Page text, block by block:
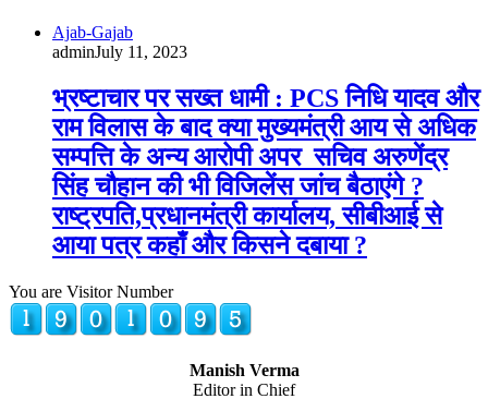
Ajab-Gajab
adminJuly 11, 2023
भ्रष्टाचार पर सख्त धामी : PCS निधि यादव और
राम विलास के बाद क्या मुख्यमंत्री आय से अधिक
सम्पत्ति के अन्य आरोपी अपर सचिव अरुणेंद्र
सिंह चौहान की भी विजिलेंस जांच बैठाएंगे ?
राष्ट्रपति,प्रधानमंत्री कार्यालय, सीबीआई से
आया पत्र कहाँ और किसने दबाया ?
You are Visitor Number
Manish Verma
Editor in Chief